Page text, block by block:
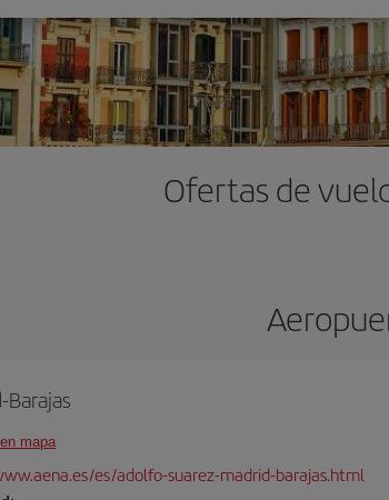
Ofertas de
mapa
es/adolfo-suarez-madrid-barajas.html